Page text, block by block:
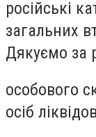
російські
загальних
Дякуємо за
особового
осіб